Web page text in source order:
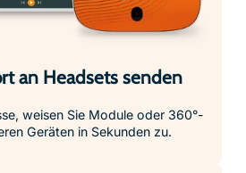
an Headsets senden
weisen Sie Module oder 360°-
Geräten in Sekunden zu.